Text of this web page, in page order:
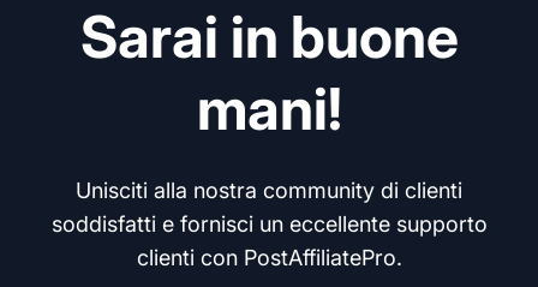
Sarai in buone
mani!
Unisciti alla nostra community di clienti
soddisfatti e fornisci un eccellente supporto
clienti con PostAffiliatePro.